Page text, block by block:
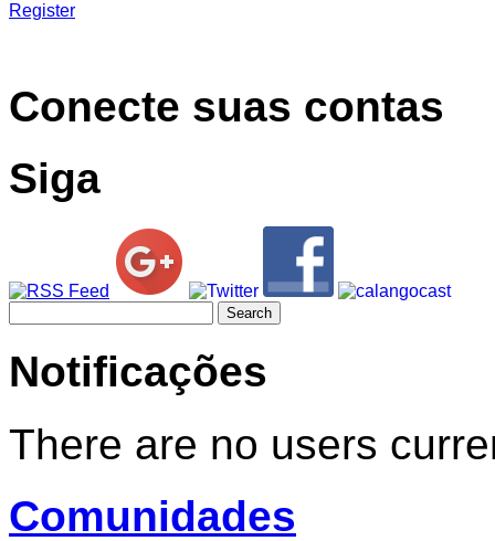
Register
Conecte suas contas
Siga
for:
Notificações
There are no users
Comunidades